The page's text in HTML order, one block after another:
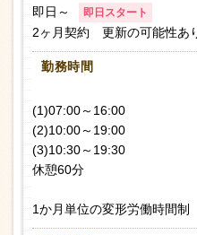
即日～
即日スタート
2ヶ月契約 更新の可能性あ
勤務時間
(1)07:00～16:00
(2)10:00～19:00
(3)10:30～19:30
休憩60分
1か月単位の変形労働時間制